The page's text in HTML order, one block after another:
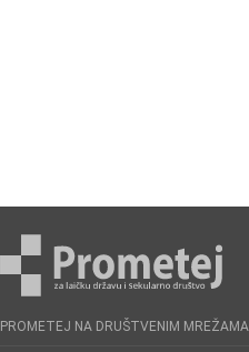
PROMETEJ NA DRUŠTVENIM MREŽAMA